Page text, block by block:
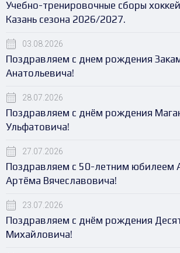
Учебно-тренировочные сборы
Казань сезона 2026/2027.
03.08.2026
Поздравляем с днем рождения
Анатольевича!
28.07.2026
Поздравляем с днём рождения
Ульфатовича!
27.07.2026
Поздравляем с 50-летним юбилеем
Артёма Вячеславовича!
23.07.2026
Поздравляем с днём рождения
Михайловича!